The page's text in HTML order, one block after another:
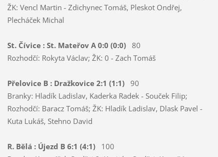
ŽK: Vencl Martin - Zdichynec Tomáš, Pleskot Ondřej,
Plecháček Michal
St. Čívice : St. Mateřov A 0:0 (0:0)80
Rozhodčí: Rokyta Václav; ŽK: 0 - Zach Tomáš
Přelovice B : Dražkovice 2:1 (1:1) 90
Branky: Hladík Ladislav, Kaderka Radek - Souček Filip;
Rozhodčí: Baracz Tomáš; ŽK: Hladík Ladislav, Dlask Pavel -
Kuta Lukáš, Stehno David
R. Bělá : Újezd B 6:1 (4:1)
100